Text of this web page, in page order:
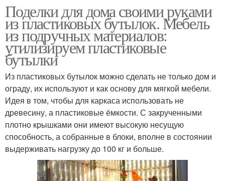
Поделки для дома своими руками
из пластиковых бутылок. Мебель
из подручных материалов:
утилизируем пластиковые
бутылки
Из пластиковых бутылок можно сделать не только дом и
ограду, их используют и как основу для мягкой мебели.
Идея в том, чтобы для каркаса использовать не
древесину, а пластиковые ёмкости. С закрученными
плотно крышками они имеют высокую несущую
способность, а собранные в блоки, вполне в состоянии
выдерживать нагрузку до 100 кг и больше.